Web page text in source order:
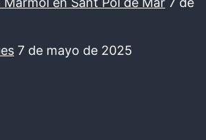
7 de mayo de 2025